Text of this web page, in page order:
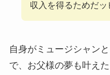
収入を得るためだッ
自身がミュージシャン
で、お父様の夢も叶え